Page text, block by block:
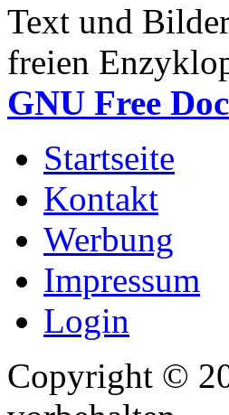
Text und
freien
GNU Free
Startseite
Kontakt
Werbung
Impressum
Login
Copyright ©